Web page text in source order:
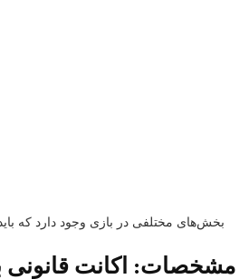
بخش‌های مختلفی در بازی وجود دارد که
مشخصات: